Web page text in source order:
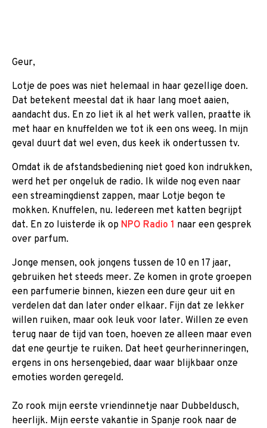
Geur,
Lotje de poes was niet helemaal in haar gezellige doen.
Dat betekent meestal dat ik haar lang moet aaien,
aandacht dus. En zo liet ik al het werk vallen, praatte ik
met haar en knuffelden we tot ik een ons weeg. In mijn
geval duurt dat wel even, dus keek ik ondertussen tv.
Omdat ik de afstandsbediening niet goed kon indrukken,
werd het per ongeluk de radio. Ik wilde nog even naar
een streamingdienst zappen, maar Lotje begon te
mokken. Knuffelen, nu. Iedereen met katten begrijpt
dat. En zo luisterde ik op NPO Radio 1 naar een gesprek
over parfum.
Jonge mensen, ook jongens tussen de 10 en 17 jaar,
gebruiken het steeds meer. Ze komen in grote groepen
een parfumerie binnen, kiezen een dure geur uit en
verdelen dat dan later onder elkaar. Fijn dat ze lekker
willen ruiken, maar ook leuk voor later. Willen ze even
terug naar de tijd van toen, hoeven ze alleen maar even
dat ene geurtje te ruiken. Dat heet geurherinneringen,
ergens in ons hersengebied, daar waar blijkbaar onze
emoties worden geregeld.
Zo rook mijn eerste vriendinnetje naar Dubbeldusch,
heerlijk. Mijn eerste vakantie in Spanje rook naar de